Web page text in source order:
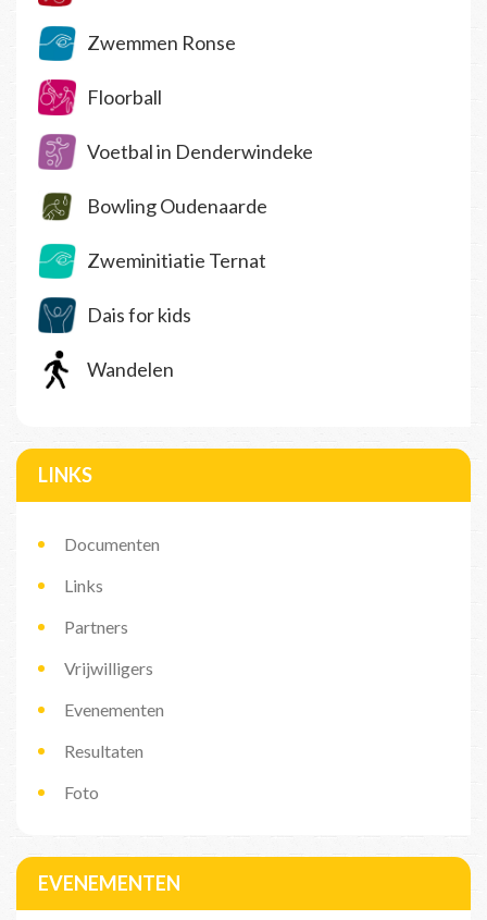
Zwemmen Ronse
Floorball
Voetbal in Denderwindeke
Bowling Oudenaarde
Zweminitiatie Ternat
Dais for kids
Wandelen
LINKS
Documenten
Links
Partners
Vrijwilligers
Evenementen
Resultaten
Foto
EVENEMENTEN